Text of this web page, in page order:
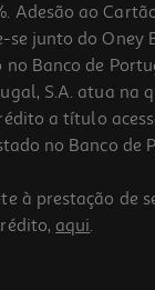
White Bottle 68 G
Adesão ao
se junto do Oney
Banco de
S.A. atua na
a título
no Banco de
à prestação de
aqui.